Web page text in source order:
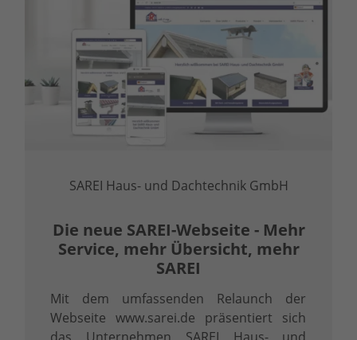
SAREI Haus- und Dachtechnik GmbH
Die neue SAREI-Webseite - Mehr
Service, mehr Übersicht, mehr
SAREI
Mit dem umfassenden Relaunch der
Webseite www.sarei.de präsentiert sich